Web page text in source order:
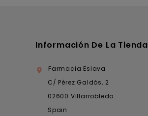
Información De La Tienda

Farmacia Eslava
C/ Pérez Galdós, 2
02600 Villarrobledo
Spain